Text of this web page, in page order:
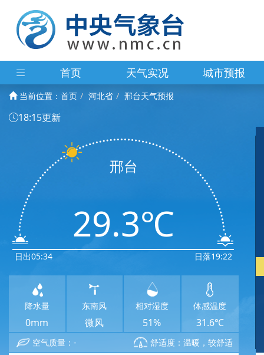
首页 天气实况 城市预报
当前位置： 首页 河北省 邢台天气预报
18:15更新
日出05:34
邢台
29.3℃
日落19:22
降水量
0mm
东南风
微风
相对湿度
51%
体感温度
31.6℃
空气质量：- 舒适度：温暖，较舒适